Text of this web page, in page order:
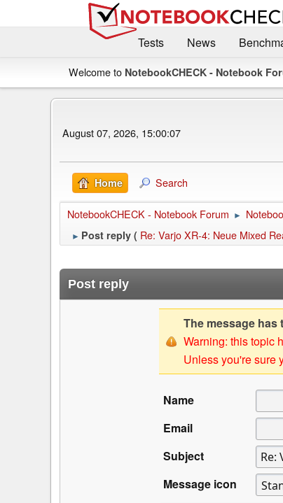
Tests
News
Welcome to NotebookCHECK - Notebook
August 07, 2026, 15:00:07
Home Search
NotebookCHECK - Notebook Forum ►
► Post reply ( Re: Varjo XR-4: Neue Mixed
Post reply
The message
Warning: this topic
Unless you're sure
Name
Email
Subject
Message icon